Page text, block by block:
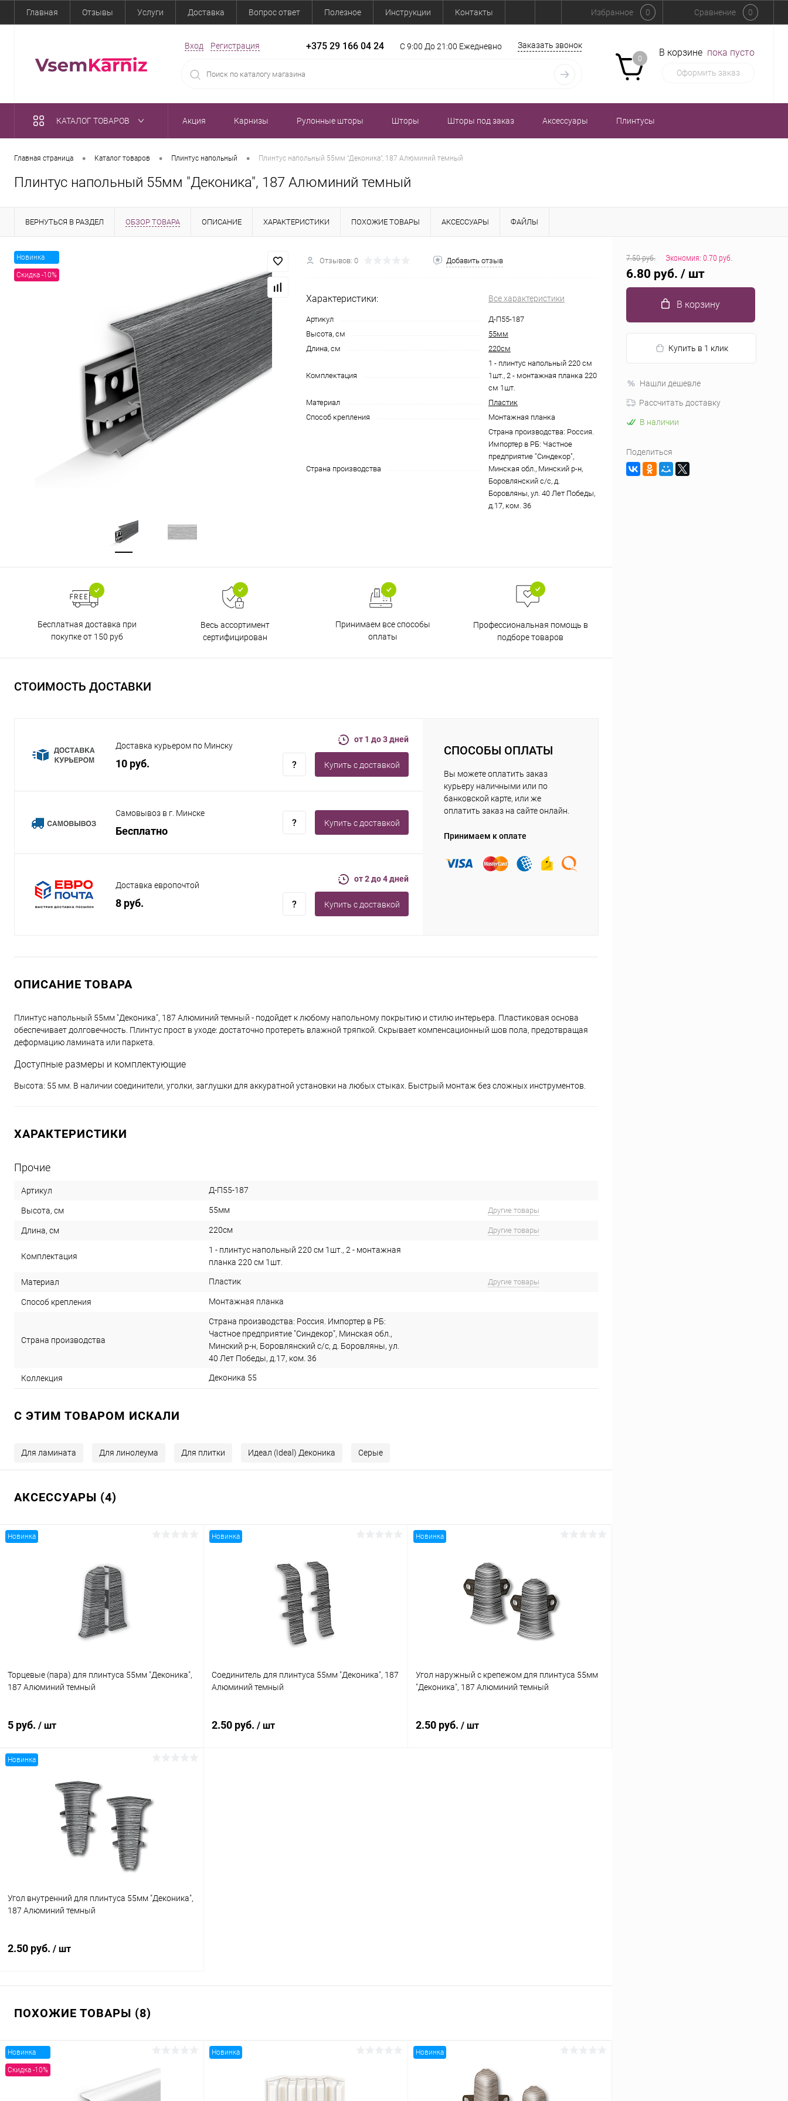
Главная Отзывы Услуги Доставка Вопрос ответ Полезное Инструкции Контакты Избранное 0 Сравнение 0
Вход Регистрация +375 29 166 04 24 С 9:00 До 21:00 Ежедневно Заказать звонок
0
В корзине пока пусто
Оформить заказ
КАТАЛОГ ТОВАРОВ Акция Карнизы Рулонные шторы Шторы Шторы под заказ Аксессуары Плинтусы
Главная страница • Каталог товаров • Плинтус напольный • Плинтус напольный 55мм "Деконика", 187 Алюминий темный
Плинтус напольный 55мм "Деконика", 187 Алюминий темный
ВЕРНУТЬСЯ В РАЗДЕЛ ОБЗОР ТОВАРА ОПИСАНИЕ ХАРАКТЕРИСТИКИ ПОХОЖИЕ ТОВАРЫ АКСЕССУАРЫ ФАЙЛЫ
Новинка
Скидка -10%
Отзывов: 0 Добавить отзыв
Характеристики: Все характеристики
Артикул
Д-П55-187
Высота, см
55мм
Длина, см
220см
Комплектация
1 - плинтус напольный 220 см
1шт., 2 - монтажная планка 220
см 1шт.
Материал
Пластик
Способ крепления
Монтажная планка
Страна производства
Страна производства: Россия.
Импортер в РБ: Частное
предприятие "Синдекор",
Минская обл., Минский р-н,
Боровлянский с/с, д.
Боровляны, ул. 40 Лет Победы,
д.17, ком. 36
Бесплатная доставка при
покупке от 150 руб
Весь ассортимент
сертифицирован
Принимаем все способы
оплаты
Профессиональная помощь в
подборе товаров
СТОИМОСТЬ ДОСТАВКИ
Доставка курьером по Минску
10 руб.
от 1 до 3 дней
Купить c доставкой
Самовывоз в г. Минске
Бесплатно
Купить c доставкой
Доставка европочтой
8 руб.
от 2 до 4 дней
Купить c доставкой
СПОСОБЫ ОПЛАТЫ
Вы можете оплатить заказ
курьеру наличными или по
банковской карте, или же
оплатить заказ на сайте онлайн.
Принимаем к оплате
ОПИСАНИЕ ТОВАРА
Плинтус напольный 55мм "Деконика", 187 Алюминий темный - подойдет к любому напольному покрытию и стилю интерьера. Пластиковая основа
обеспечивает долговечность. Плинтус прост в уходе: достаточно протереть влажной тряпкой. Скрывает компенсационный шов пола, предотвращая
деформацию ламината или паркета.
Доступные размеры и комплектующие
Высота: 55 мм. В наличии соединители, уголки, заглушки для аккуратной установки на любых стыках. Быстрый монтаж без сложных инструментов.
ХАРАКТЕРИСТИКИ
Прочие
Артикул Д-П55-187
Высота, см 55мм Другие товары
Длина, см 220см Другие товары
Комплектация
1 - плинтус напольный 220 см 1шт., 2 - монтажная
планка 220 см 1шт.
Материал Пластик Другие товары
Способ крепления Монтажная планка
Страна производства
Страна производства: Россия. Импортер в РБ:
Частное предприятие "Синдекор", Минская обл.,
Минский р-н, Боровлянский с/с, д. Боровляны, ул.
40 Лет Победы, д.17, ком. 36
Коллекция Деконика 55
C ЭТИМ ТОВАРОМ ИСКАЛИ
Для ламината Для линолеума Для плитки Идеал (Ideal) Деконика Серые
АКСЕССУАРЫ (4)
Новинка
Торцевые (пара) для плинтуса 55мм "Деконика",
187 Алюминий темный
5 руб. / шт
Купить в 1 клик Сравнение
В наличии
Новинка
Соединитель для плинтуса 55мм "Деконика", 187
Алюминий темный
2.50 руб. / шт
Новинка
Угол наружный с крепежом для плинтуса 55мм
"Деконика", 187 Алюминий темный
2.50 руб. / шт
Новинка
Угол внутренний для плинтуса 55мм "Деконика",
187 Алюминий темный
2.50 руб. / шт
В избранное
ПОХОЖИЕ ТОВАРЫ (8)
Новинка
Скидка -10%
Новинка Новинка
7.50 руб. Экономия: 0.70 руб.
6.80 руб. / шт
В корзину
Купить в 1 клик
Нашли дешевле
Рассчитать доставку
В наличии
Поделиться